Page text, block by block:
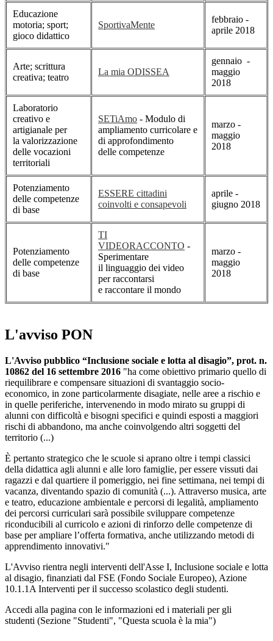
Educazione
motoria; sport;
gioco didattico
SportivaMente
febbraio -
aprile 2018
Arte; scrittura
creativa; teatro
La mia ODISSEA
gennaio -
maggio
2018
Laboratorio
creativo e
artigianale per
la valorizzazione
delle vocazioni
territoriali
SETiAmo - Modulo di
ampliamento curricolare e
di approfondimento
delle competenze
marzo -
maggio
2018
Potenziamento
delle competenze
di base
ESSERE cittadini
coinvolti e consapevoli
aprile -
giugno 2018
Potenziamento
delle competenze
di base
TI
VIDEORACCONTO -
Sperimentare
il linguaggio dei video
per raccontarsi
e raccontare il mondo
marzo -
maggio
2018
L'avviso PON
L'Avviso pubblico “Inclusione sociale e lotta al disagio”, prot. n.
10862 del 16 settembre 2016 "ha come obiettivo primario quello di
riequilibrare e compensare situazioni di svantaggio socio-
economico, in zone particolarmente disagiate, nelle aree a rischio e
in quelle periferiche, intervenendo in modo mirato su gruppi di
alunni con difficoltà e bisogni specifici e quindi esposti a maggiori
rischi di abbandono, ma anche coinvolgendo altri soggetti del
territorio (...)
È pertanto strategico che le scuole si aprano oltre i tempi classici
della didattica agli alunni e alle loro famiglie, per essere vissuti dai
ragazzi e dal quartiere il pomeriggio, nei fine settimana, nei tempi di
vacanza, diventando spazio di comunità (...). Attraverso musica, arte
e teatro, educazione ambientale e percorsi di legalità, ampliamento
dei percorsi curriculari sarà possibile sviluppare competenze
riconducibili al curricolo e azioni di rinforzo delle competenze di
base per ampliare l’offerta formativa, anche utilizzando metodi di
apprendimento innovativi."
L'Avviso rientra negli interventi dell'Asse I, Inclusione sociale e lotta
al disagio, finanziati dal FSE (Fondo Sociale Europeo), Azione
10.1.1A Interventi per il successo scolastico degli studenti.
Accedi alla pagina con le informazioni ed i materiali per gli
studenti (Sezione "Studenti", "Questa scuola è la mia")